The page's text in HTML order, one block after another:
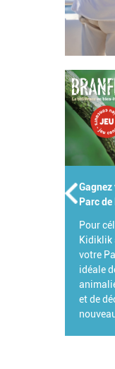
Parc
Pour
Kidiklik
votre
idéale
et de